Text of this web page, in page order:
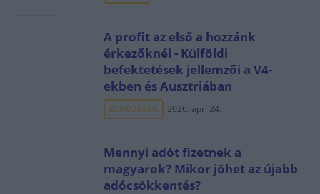
A profit az első a hozzánk
érkezőknél - Külföldi
befektetések jellemzői a V4-
ekben és Ausztriában
ELEMZÉSEK 2026. ápr. 24.
Mennyi adót fizetnek a
magyarok? Mikor jöhet az újabb
adócsökkentés?